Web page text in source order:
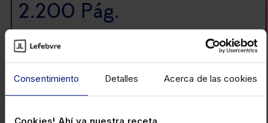
Consentimiento Detalles Acerca de las cookies
2.200 Pág.
La obra mejor valorada
con toda la
información laboral y de la
Seguridad Socialen un único